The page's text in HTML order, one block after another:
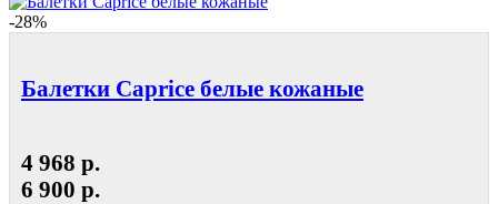
-28%
Балетки Caprice белые кожаные
4 968 р.
6 900 р.